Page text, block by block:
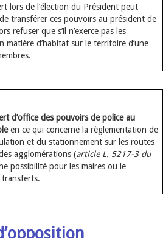
lors de l’élection du Président peut
transférer ces pouvoirs au président de
refuser que s’il n’exerce pas les
matière d’habitat sur le territoire d’une
d’office des pouvoirs de police au
en ce qui concerne la règlementation de
et du stationnement sur les routes
agglomérations (article L. 5217-3 du
possibilité pour les maires ou le
transferts.